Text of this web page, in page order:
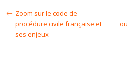
Zoom sur le code de
procédure civile française et
ses enjeux